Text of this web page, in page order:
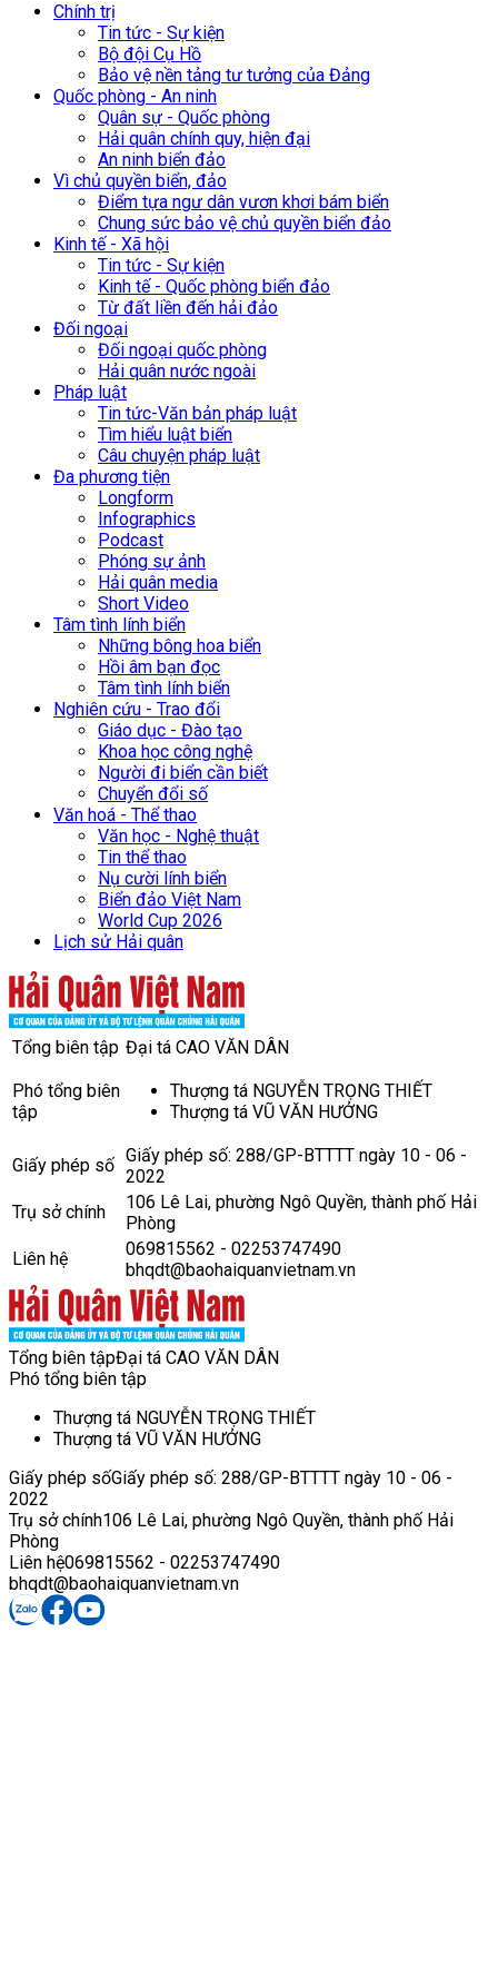
Chính trị
Tin tức - Sự kiện
Bộ đội Cụ Hồ
Bảo vệ nền tảng tư tưởng của Đảng
Quốc phòng - An ninh
Quân sự - Quốc phòng
Hải quân chính quy, hiện đại
An ninh biển đảo
Vì chủ quyền biển, đảo
Điểm tựa ngư dân vươn khơi bám biển
Chung sức bảo vệ chủ quyền biển đảo
Kinh tế - Xã hội
Tin tức - Sự kiện
Kinh tế - Quốc phòng biển đảo
Từ đất liền đến hải đảo
Đối ngoại
Đối ngoại quốc phòng
Hải quân nước ngoài
Pháp luật
Tin tức-Văn bản pháp luật
Tìm hiểu luật biển
Câu chuyện pháp luật
Đa phương tiện
Longform
Infographics
Podcast
Phóng sự ảnh
Hải quân media
Short Video
Tâm tình lính biển
Những bông hoa biển
Hồi âm bạn đọc
Tâm tình lính biển
Nghiên cứu - Trao đổi
Giáo dục - Đào tạo
Khoa học công nghệ
Người đi biển cần biết
Chuyển đổi số
Văn hoá - Thể thao
Văn học - Nghệ thuật
Tin thể thao
Nụ cười lính biển
Biển đảo Việt Nam
World Cup 2026
Lịch sử Hải quân
Tổng biên tập Đại tá CAO VĂN DÂN
Phó tổng biên
tập
Thượng tá NGUYỄN TRỌNG THIẾT
Thượng tá VŨ VĂN HƯỞNG
Giấy phép số Giấy phép số: 288/GP-BTTTT ngày 10 - 06 -
2022
Trụ sở chính
106 Lê Lai, phường Ngô Quyền, thành phố Hải
Phòng
Liên hệ
069815562 - 02253747490
bhqdt@baohaiquanvietnam.vn
Tổng biên tậpĐại tá CAO VĂN DÂN
Phó tổng biên tập
Thượng tá NGUYỄN TRỌNG THIẾT
Thượng tá VŨ VĂN HƯỞNG
Giấy phép sốGiấy phép số: 288/GP-BTTTT ngày 10 - 06 -
2022
Trụ sở chính106 Lê Lai, phường Ngô Quyền, thành phố Hải
Phòng
Liên hệ069815562 - 02253747490
bhqdt@baohaiquanvietnam.vn